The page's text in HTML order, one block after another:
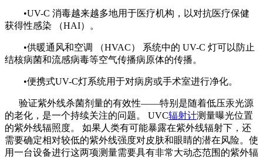
•UV-C 消毒越来越多地用于医疗机构，以对抗医疗保健
获得性感染 （HAI）。
•供暖通风和空调 （HVAC） 系统中的 UV-C 灯可以防止
结核病菌和流感病毒等空气传播病原体的传播。
•便携式UV-C灯系统用于对病房或手术室进行净化。
验证紫外线杀菌剂量的有效性——特别是随着低压汞光源
的老化，是一个持续关注的问题。 UVC辐射计测量曝光位置
的紫外线辐照度。 如果人类有可能暴露在紫外线辐射下，还
需要确定相对较低的紫外线强度对皮肤和眼睛的潜在风险。使
用一台设备进行这两项测量需要具有非常大动态范围的紫外辐